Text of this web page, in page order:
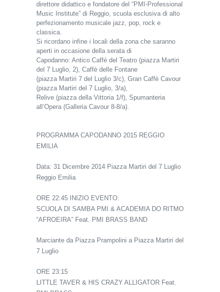
direttore didattico e fondatore del “PMI-Professional
Music Institute” di Reggio, scuola esclusiva di alto
perfezionamento musicale jazz, pop, rock e
classica.
Si ricordano infine i locali della zona che saranno
aperti in occasione della serata di
Capodanno: Antico Caffè del Teatro (piazza Martiri
del 7 Luglio, 2), Caffè delle Fontane
(piazza Martiri 7 del Luglio 3/c), Gran Caffè Cavour
(piazza Martiri del 7 Luglio, 3/a),
Relive (piazza della Vittoria 1/f), Spumanteria
all’Opera (Galleria Cavour 8-8/a).
PROGRAMMA CAPODANNO 2015 REGGIO
EMILIA
Data: 31 Dicembre 2014 Piazza Martiri del 7 Luglio
Reggio Emilia
ORE 22:45 INIZIO EVENTO:
SCUOLA DI SAMBA PMI & ACADEMIA DO RITMO
“AFROEIRA” Feat. PMI BRASS BAND
Marciante da Piazza Prampolini a Piazza Martiri del
7 Luglio
ORE 23:15
LITTLE TAVER & HIS CRAZY ALLIGATOR Feat.